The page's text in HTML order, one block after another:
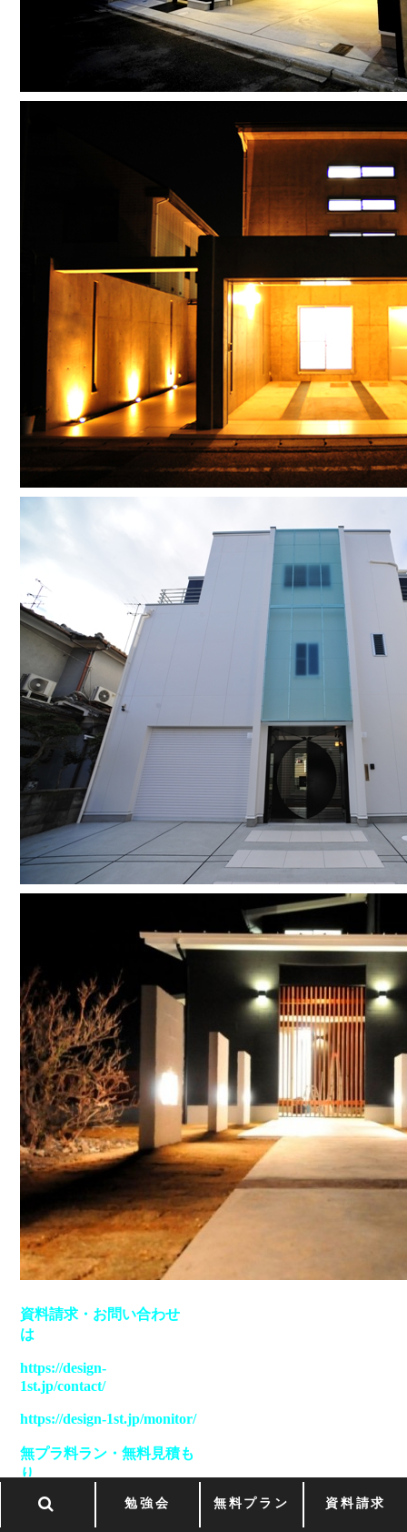
勉強会 無料プラン 資料請求
資料請求 ・ お問い合わせ
は
https://design-
1st.jp/contact/
https://design-1st.jp/monitor/
無プラ料ラン ・無料見積も
り
https://design-